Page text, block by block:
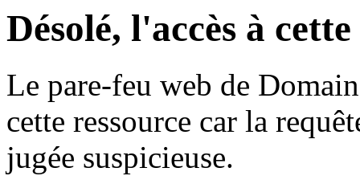
Désolé, l'accès à
Le pare-feu web de
cette ressource car la
jugée suspicieuse.